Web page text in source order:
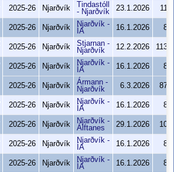
2025-26 Njarðvík
Tindastóll
- Njarðvík
23.1.2026
2025-26 Njarðvík
Njarðvík -
ÍA
16.1.2026
2025-26 Njarðvík
Stjarnan -
Njarðvík
12.2.2026
113-
2025-26 Njarðvík
Njarðvík -
ÍA
16.1.2026
2025-26 Njarðvík
Ármann -
Njarðvík
6.3.2026
87-
2025-26 Njarðvík
Njarðvík -
ÍA
16.1.2026
2025-26 Njarðvík
Njarðvík -
Álftanes
29.1.2026
2025-26 Njarðvík
Njarðvík -
ÍA
16.1.2026
2025-26 Njarðvík
Njarðvík -
ÍA
16.1.2026